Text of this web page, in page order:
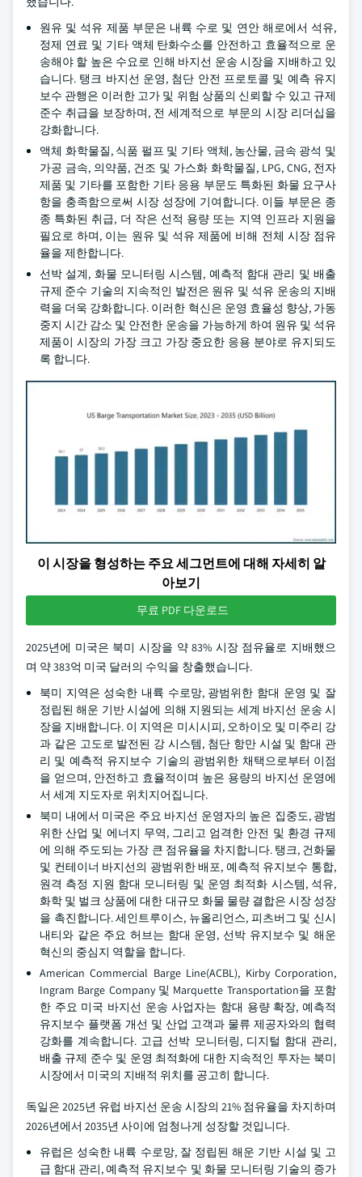
원유 및 석유 제품 부문은 내륙 수로 및 연안 해로에서 석유,
정제 연료 및 기타 액체 탄화수소를 안전하고 효율적으로 운
송해야 할 높은 수요로 인해 바지선 운송 시장을 지배하고 있
습니다. 탱크 바지선 운영, 첨단 안전 프로토콜 및 예측 유지
보수 관행은 이러한 고가 및 위험 상품의 신뢰할 수 있고 규제
준수 취급을 보장하며, 전 세계적으로 부문의 시장 리더십을
강화합니다.
액체 화학물질, 식품 펄프 및 기타 액체, 농산물, 금속 광석 및
가공 금속, 의약품, 건조 및 가스화 화학물질, LPG, CNG, 전자
제품 및 기타를 포함한 기타 응용 부문도 특화된 화물 요구사
항을 충족함으로써 시장 성장에 기여합니다. 이들 부문은 종
종 특화된 취급, 더 작은 선적 용량 또는 지역 인프라 지원을
필요로 하며, 이는 원유 및 석유 제품에 비해 전체 시장 점유
율을 제한합니다.
선박 설계, 화물 모니터링 시스템, 예측적 함대 관리 및 배출
규제 준수 기술의 지속적인 발전은 원유 및 석유 운송의 지배
력을 더욱 강화합니다. 이러한 혁신은 운영 효율성 향상, 가동
중지 시간 감소 및 안전한 운송을 가능하게 하여 원유 및 석유
제품이 시장의 가장 크고 가장 중요한 응용 분야로 유지되도
록 합니다.
이 시장을 형성하는 주요 세그먼트에 대해 자세히 알
아보기
무료 PDF 다운로드
2025년에 미국은 북미 시장을 약 83% 시장 점유율로 지배했으
며 약 383억 미국 달러의 수익을 창출했습니다.
북미 지역은 성숙한 내륙 수로망, 광범위한 함대 운영 및 잘
정립된 해운 기반 시설에 의해 지원되는 세계 바지선 운송 시
장을 지배합니다. 이 지역은 미시시피, 오하이오 및 미주리 강
과 같은 고도로 발전된 강 시스템, 첨단 항만 시설 및 함대 관
리 및 예측적 유지보수 기술의 광범위한 채택으로부터 이점
을 얻으며, 안전하고 효율적이며 높은 용량의 바지선 운영에
서 세계 지도자로 위치지어집니다.
북미 내에서 미국은 주요 바지선 운영자의 높은 집중도, 광범
위한 산업 및 에너지 무역, 그리고 엄격한 안전 및 환경 규제
에 의해 주도되는 가장 큰 점유율을 차지합니다. 탱크, 건화물
및 컨테이너 바지선의 광범위한 배포, 예측적 유지보수 통합,
원격 측정 지원 함대 모니터링 및 운영 최적화 시스템, 석유,
화학 및 벌크 상품에 대한 대규모 화물 물량 결합은 시장 성장
을 촉진합니다. 세인트루이스, 뉴올리언스, 피츠버그 및 신시
내티와 같은 주요 허브는 함대 운영, 선박 유지보수 및 해운
혁신의 중심지 역할을 합니다.
American Commercial Barge Line(ACBL), Kirby Corporation,
Ingram Barge Company 및 Marquette Transportation을 포함
한 주요 미국 바지선 운송 사업자는 함대 용량 확장, 예측적
유지보수 플랫폼 개선 및 산업 고객과 물류 제공자와의 협력
강화를 계속합니다. 고급 선박 모니터링, 디지털 함대 관리,
배출 규제 준수 및 운영 최적화에 대한 지속적인 투자는 북미
시장에서 미국의 지배적 위치를 공고히 합니다.
독일은 2025년 유럽 바지선 운송 시장의 21% 점유율을 차지하며
2026년에서 2035년 사이에 엄청나게 성장할 것입니다.
유럽은 성숙한 내륙 수로망, 잘 정립된 해운 기반 시설 및 고
급 함대 관리, 예측적 유지보수 및 화물 모니터링 기술의 증가